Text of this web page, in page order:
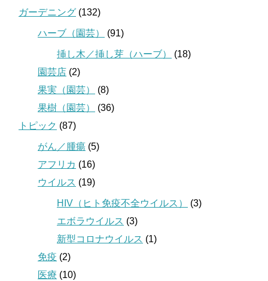
ガーデニング (132)
ハーブ（園芸） (91)
挿し木／挿し芽（ハーブ）
(18)
園芸店 (2)
果実（園芸）
(8)
果樹（園芸）
(36)
トピック (87)
がん／腫瘍 (5)
アフリカ (16)
ウイルス (19)
HIV（ヒト免疫不全ウイルス）
(3)
エボラウイルス (3)
新型コロナウイルス (1)
免疫 (2)
医療 (10)